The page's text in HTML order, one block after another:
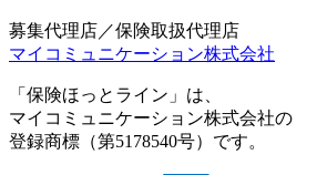
募集代理店／保険取扱代理店
マイコミュニケーション株式会社
「保険ほっとライン」は、
マイコミュニケーション株式会社の
登録商標（第5178540号）です。